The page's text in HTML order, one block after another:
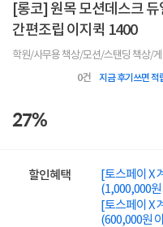
[롱코] 원목 모션데스크
간편조립 이지퀵 1400
학원/사무용 책상/모션/스탠딩 책상/
0건 지금 후기쓰면 적
27%
할인혜택
[토스페이 X
(1,000,000
[토스페이 X
(600,000원